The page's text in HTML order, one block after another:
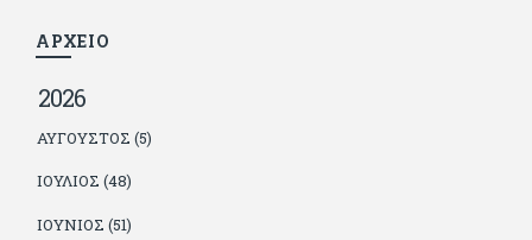
ΑΡΧΕΙΟ
2026
ΑΎΓΟΥΣΤΟΣ (5)
ΙΟΎΛΙΟΣ (48)
ΙΟΎΝΙΟΣ (51)